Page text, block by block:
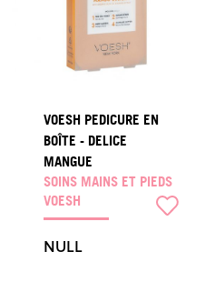
VOESH PEDICURE EN
BOÎTE - DELICE
MANGUE
SOINS MAINS ET PIEDS
VOESH
NULL